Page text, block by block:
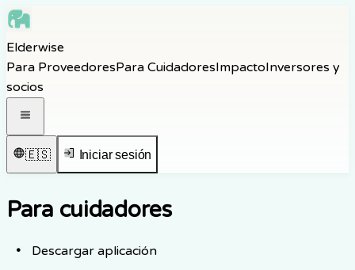
Skip to navigation
Skip to footer
Elderwise
Para ProveedoresPara CuidadoresImpactoInversores y
socios
🇪🇸 Iniciar sesión
Para cuidadores
Descargar aplicación